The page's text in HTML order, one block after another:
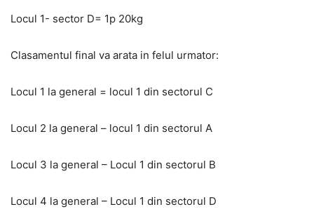
Locul 1- sector D= 1p 20kg
Clasamentul final va arata in felul urmator:
Locul 1 la general = locul 1 din sectorul C
Locul 2 la general – locul 1 din sectorul A
Locul 3 la general – Locul 1 din sectorul B
Locul 4 la general – Locul 1 din sectorul D